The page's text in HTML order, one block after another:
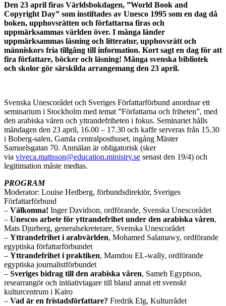
Den 23 april firas Världsbokdagen, ”World Book and
Copyright Day” som instiftades av Unesco 1995 som en dag då
boken, upphovsrätten och författarna firas och
uppmärksammas världen över. I många länder
uppmärksammas läsning och litteratur, upphovsrätt och
människors fria tillgång till information. Kort sagt en dag för att
fira författare, böcker och läsning! Många svenska bibliotek
och skolor gör särskilda arrangemang den 23 april.
Svenska Unescorådet och Sveriges Författarförbund anordnar ett
seminarium i Stockholm med temat ”Författarna och friheten”, med
den arabiska våren och yttrandefriheten i fokus. Seminariet hålls
måndagen den 23 april, 16.00 – 17.30 och kaffe serveras från 15.30
i Boberg-salen, Gamla centralposthuset, ingång Mäster
Samuelsgatan 70. Anmälan är obligatorisk (sker
via viveca.mattsson@education.ministry.se senast den 19/4) och
legitimation måste medtas.
PROGRAM
Moderator: Louise Hedberg, förbundsdirektör, Sveriges
Författarförbund
– Välkomna! Inger Davidson, ordförande, Svenska Unescorådet
– Unescos arbete för yttrandefrihet under den arabiska våren,
Mats Djurberg, generalsekreterare, Svenska Unescorådet
– Yttrandefrihet i arabvärlden, Mohamed Salamawy, ordförande
egyptiska författarförbundet
– Yttrandefrihet i praktiken, Mamdou EL-wally, ordförande
egyptiska journalistförbundet
– Sveriges bidrag till den arabiska våren, Sameh Egyptson,
researrangör och initiativtagare till bland annat ett svenskt
kulturcentrum i Kairo
– Vad är en fristadsförfattare? Fredrik Elg, Kulturrådet